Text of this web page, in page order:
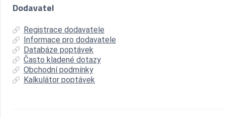
Dodavatel
Registrace dodavatele
Informace pro dodavatele
Databáze poptávek
Často kladené dotazy
Obchodní podmínky
Kalkulátor poptávek